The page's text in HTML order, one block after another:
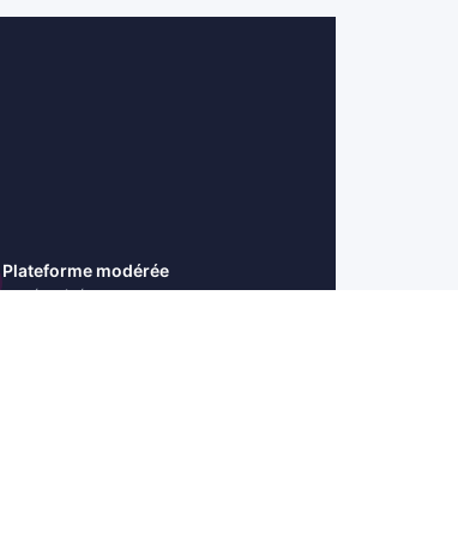
Plateforme modérée
et sécurisée